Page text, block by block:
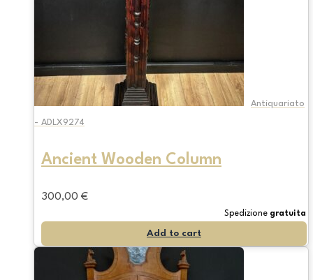
Antiquariato
- ADLX9274
Ancient Wooden Column
300,00 €
Spedizione gratuita
Add to cart